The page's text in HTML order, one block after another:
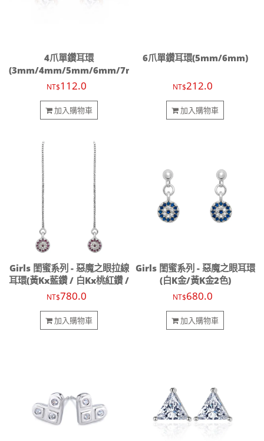
4爪單鑽耳環
(3mm/4mm/5mm/6mm/7mm)
NT$112.0
加入購物車
6爪單鑽耳環(5mm/6mm)
NT$212.0
加入購物車
Girls 閨蜜系列 - 惡魔之眼拉線
耳環(黃Kx藍鑽 / 白Kx桃紅鑽 /
白Kx藍鑽)
NT$780.0
加入購物車
Girls 閨蜜系列 - 惡魔之眼耳環
(白K金/黃K金2色)
NT$680.0
加入購物車